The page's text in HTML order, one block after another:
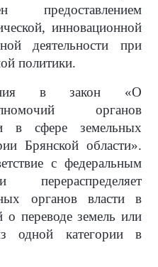
предоставлением
инновационной
деятельности при
политики.
в закон «О
органов
в сфере земельных
Брянской области».
с федеральным
перераспределяет
органов власти в
о переводе земель или
одной категории в